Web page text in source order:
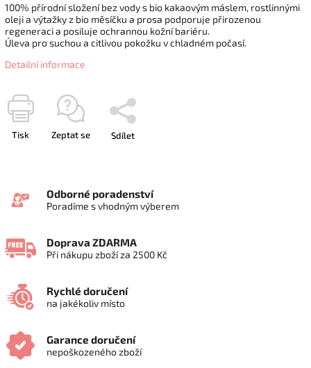
100% přírodní složení bez vody s bio kakaovým máslem, rostlinnými
oleji a výtažky z bio měsíčku a prosa podporuje přirozenou
regeneraci a posiluje ochrannou kožní bariéru.
Úleva pro suchou a citlivou pokožku v chladném počasí.
Detailní informace
Tisk Zeptat se Sdílet
Odborné poradenství
Poradíme s vhodným výberem
Doprava ZDARMA
Při nákupu zboží za 2500 Kč
Rychlé doručení
na jakékoliv místo
Garance doručení
nepoškozeného zboží